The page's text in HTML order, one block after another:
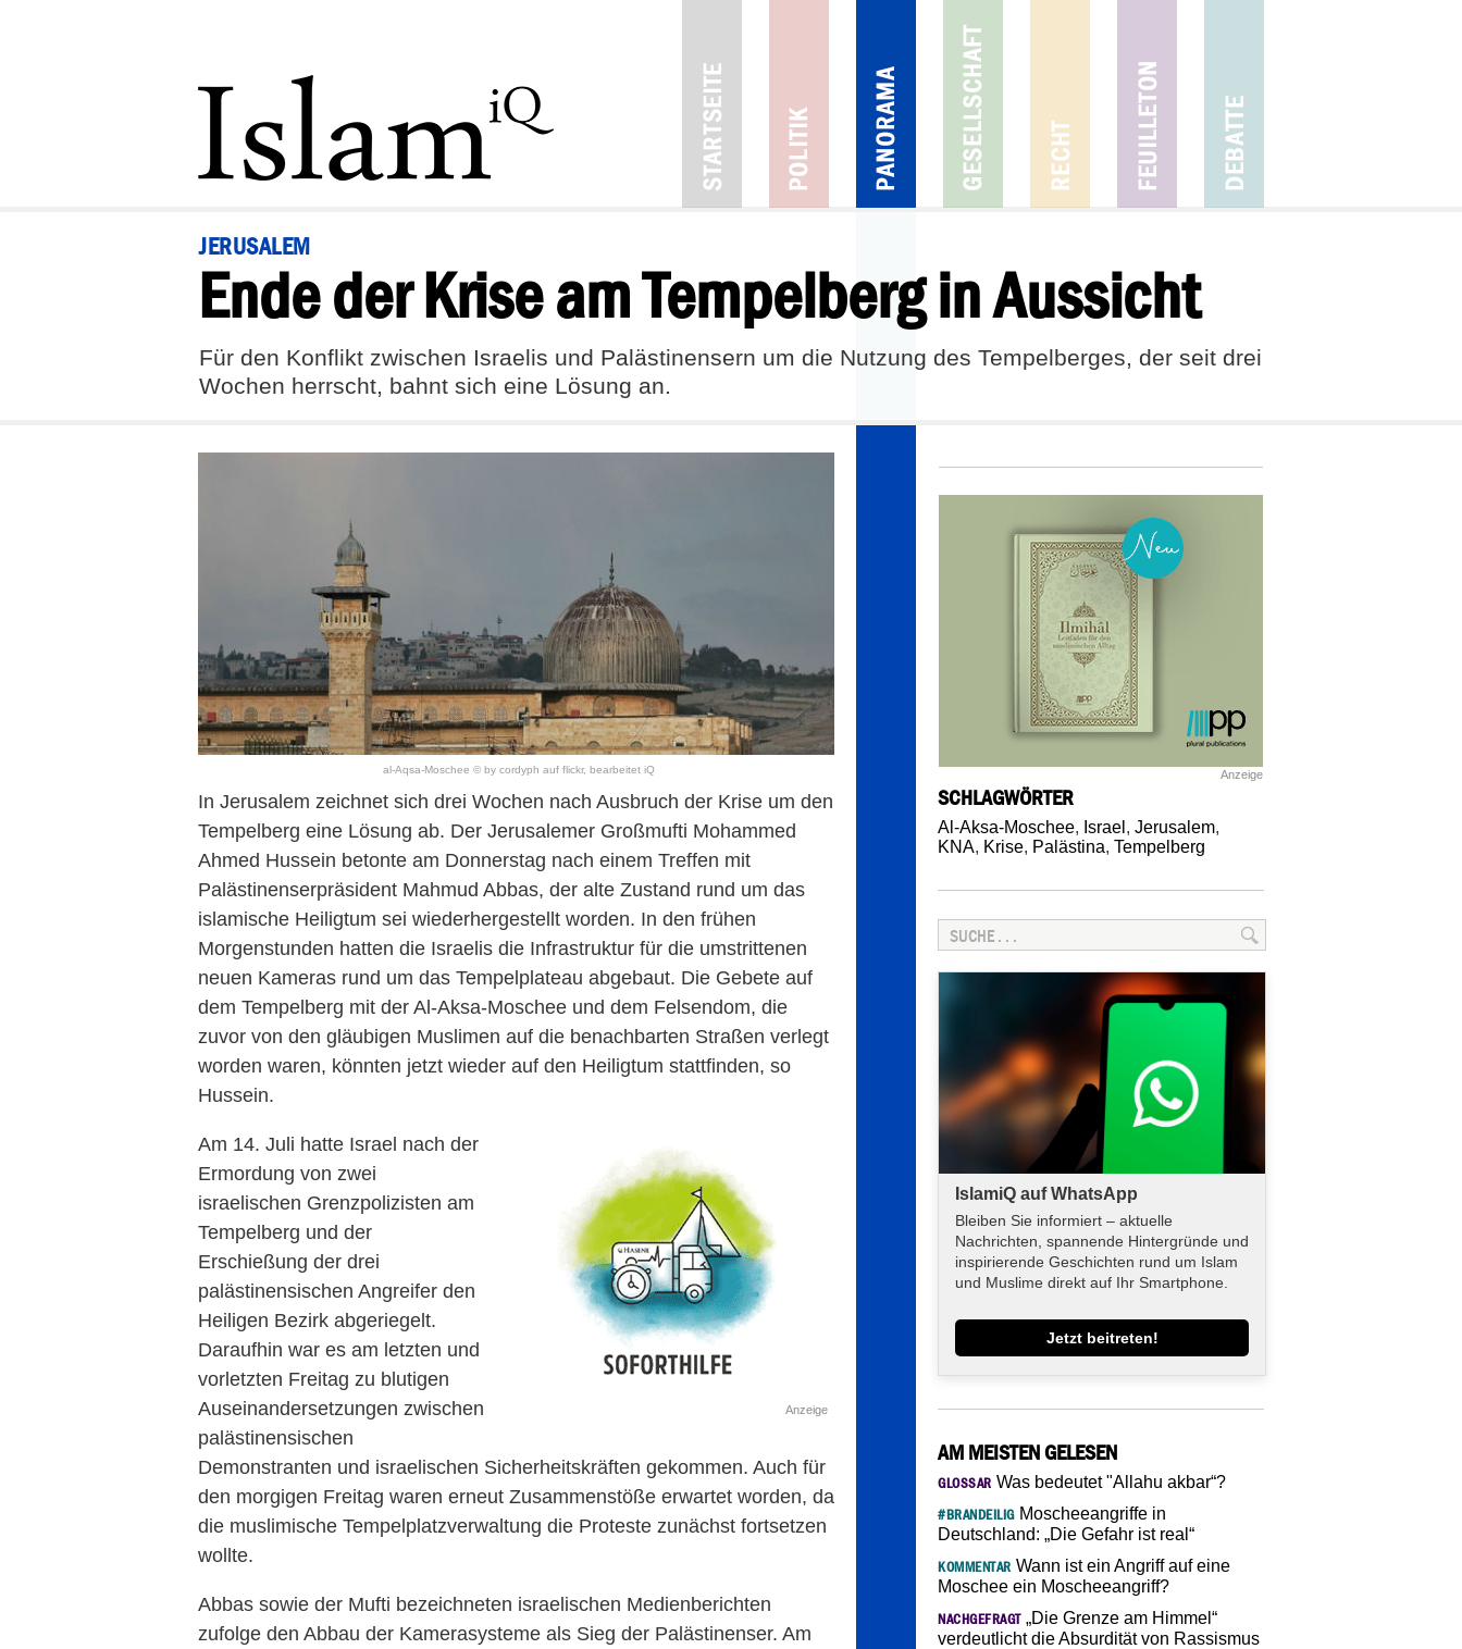
JERUSALEM
Ende der Krise am Tempelberg in Aussicht
Für den Konflikt zwischen Israelis und Palästinensern um die Nutzung des Tempelberges, der seit drei
Wochen herrscht, bahnt sich eine Lösung an.
al-Aqsa-Moschee © by cordyph auf flickr, bearbeitet iQ
In Jerusalem zeichnet sich drei Wochen nach Ausbruch der Krise um den
Tempelberg eine Lösung ab. Der Jerusalemer Großmufti Mohammed
Ahmed Hussein betonte am Donnerstag nach einem Treffen mit
Palästinenserpräsident Mahmud Abbas, der alte Zustand rund um das
islamische Heiligtum sei wiederhergestellt worden. In den frühen
Morgenstunden hatten die Israelis die Infrastruktur für die umstrittenen
neuen Kameras rund um das Tempelplateau abgebaut. Die Gebete auf
dem Tempelberg mit der Al-Aksa-Moschee und dem Felsendom, die
zuvor von den gläubigen Muslimen auf die benachbarten Straßen verlegt
worden waren, könnten jetzt wieder auf den Heiligtum stattfinden, so
Hussein.
Anzeige
Am 14. Juli hatte Israel nach der
Ermordung von zwei
israelischen Grenzpolizisten am
Tempelberg und der
Erschießung der drei
palästinensischen Angreifer den
Heiligen Bezirk abgeriegelt.
Daraufhin war es am letzten und
vorletzten Freitag zu blutigen
Auseinandersetzungen zwischen
palästinensischen
Demonstranten und israelischen Sicherheitskräften gekommen. Auch für
den morgigen Freitag waren erneut Zusammenstöße erwartet worden, da
die muslimische Tempelplatzverwaltung die Proteste zunächst fortsetzen
wollte.
Abbas sowie der Mufti bezeichneten israelischen Medienberichten
zufolge den Abbau der Kamerasysteme als Sieg der Palästinenser. Am
Anzeige
SCHLAGWÖRTER
Al-Aksa-Moschee, Israel , Jerusalem,
KNA, Krise, Palästina, Tempelberg
IslamiQ auf WhatsApp
Bleiben Sie informiert – aktuelle
Nachrichten, spannende Hintergründe und
inspirierende Geschichten rund um Islam
und Muslime direkt auf Ihr Smartphone.
Jetzt beitreten!
AM MEISTEN GELESEN
GLOSSAR Was bedeutet "Allahu akbar“?
#BRANDEILIGMoscheeangriffe in
Deutschland: „Die Gefahr ist real“
KOMMENTAR Wann ist ein Angriff auf eine
Moschee ein Moscheeangriff?
NACHGEFRAGT„Die Grenze am Himmel“
verdeutlicht die Absurdität von Rassismus